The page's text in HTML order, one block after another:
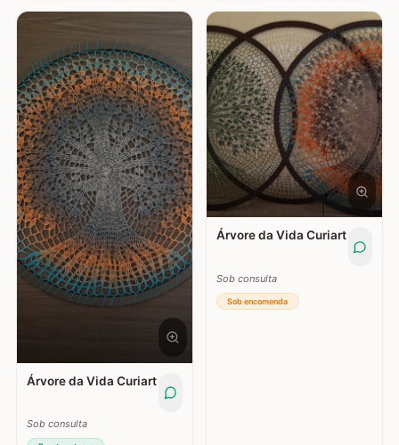
Árvore da Vida Curiart
Sob consulta
Árvore da Vida Curiart
Sob consulta
Sob encomenda